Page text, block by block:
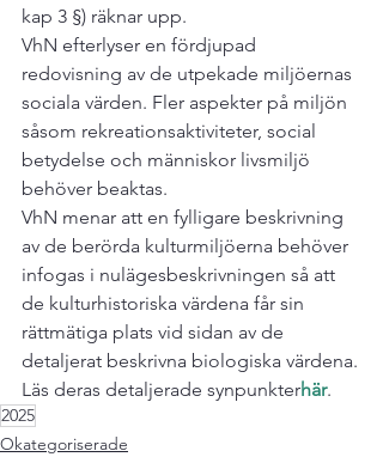
kap 3 §) räknar upp.
VhN efterlyser en fördjupad
redovisning av de utpekade miljöernas
sociala värden. Fler aspekter på miljön
såsom rekreationsaktiviteter, social
betydelse och människor livsmiljö
behöver beaktas.
VhN menar att en fylligare beskrivning
av de berörda kulturmiljöerna behöver
infogas i nuläges­beskrivningen så att
de kulturhistoriska värdena får sin
rättmätiga plats vid sidan av de
detaljerat beskrivna biologiska värdena.
Läs deras detaljerade synpunkterhär.
2025
Okategoriserade